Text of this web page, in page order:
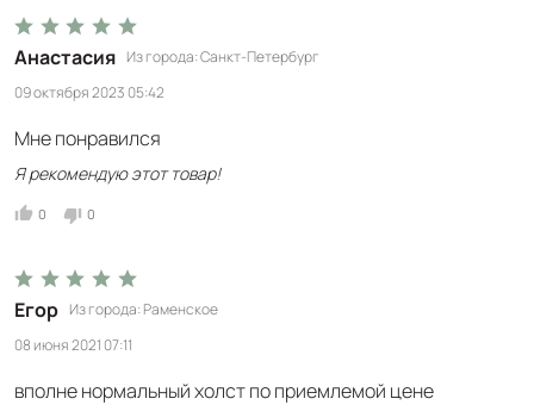
Анастасия Из города Санкт-Петербург
09 октября 2023 05:42
Мне понравился
Я рекомендую этот товар!
0 0
Егор Из города Раменское
08 июня 2021 07:11
вполне нормальный холст по приемлемой цене